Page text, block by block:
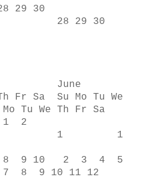
29 30
29 30
June
Fr Sa Su Mo Tu We
Tu We Th Fr Sa
1
9 10 2 3 4 5
9 10 11 12